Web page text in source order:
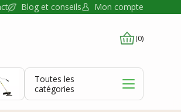
Blog et conseils Mon compte
(0)
Toutes les
catégories